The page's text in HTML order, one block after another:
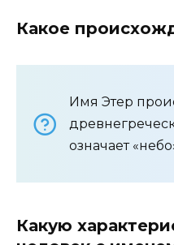
Какое
Имя Этер
означает
Какую